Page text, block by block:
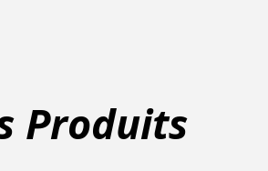
Produits